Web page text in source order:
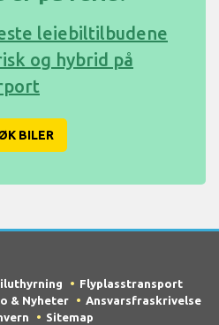
leiebiltilbudene
og hybrid på
BILER
Flyplasstransport
& Nyheter
Ansvarsfraskrivelse
Sitemap